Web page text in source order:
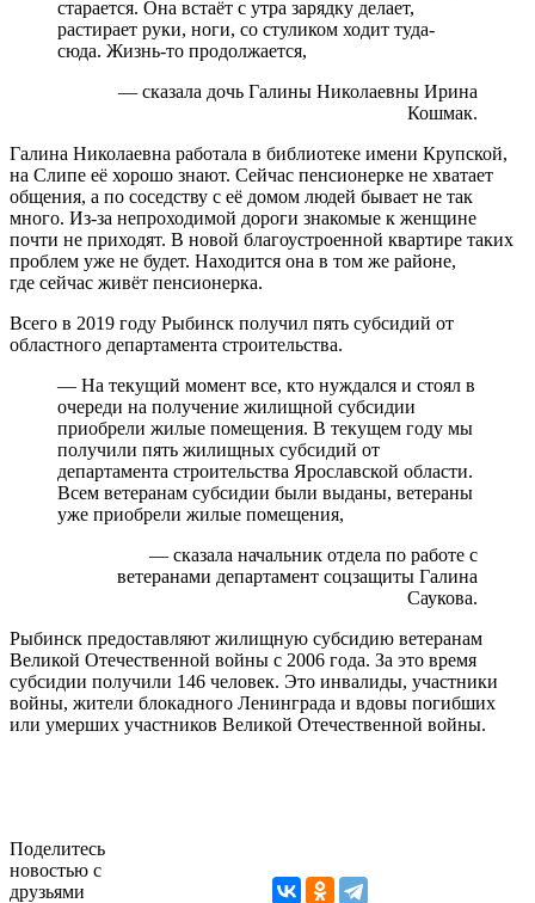
старается. Она встаёт с утра зарядку делает,
растирает руки, ноги, со стуликом ходит туда-
сюда. Жизнь-то продолжается,
— сказала дочь Галины Николаевны Ирина
Кошмак.
Галина Николаевна работала в библиотеке имени Крупской,
на Слипе её хорошо знают. Сейчас пенсионерке не хватает
общения, а по соседству с её домом людей бывает не так
много. Из-за непроходимой дороги знакомые к женщине
почти не приходят. В новой благоустроенной квартире таких
проблем уже не будет. Находится она в том же районе,
где сейчас живёт пенсионерка.
Всего в 2019 году Рыбинск получил пять субсидий от
областного департамента строительства.
— На текущий момент все, кто нуждался и стоял в
очереди на получение жилищной субсидии
приобрели жилые помещения. В текущем году мы
получили пять жилищных субсидий от
департамента строительства Ярославской области.
Всем ветеранам субсидии были выданы, ветераны
уже приобрели жилые помещения,
— сказала начальник отдела по работе с
ветеранами департамент соцзащиты Галина
Саукова.
Рыбинск предоставляют жилищную субсидию ветеранам
Великой Отечественной войны с 2006 года. За это время
субсидии получили 146 человек. Это инвалиды, участники
войны, жители блокадного Ленинграда и вдовы погибших
или умерших участников Великой Отечественной войны.
Поделитесь
новостью с
друзьями